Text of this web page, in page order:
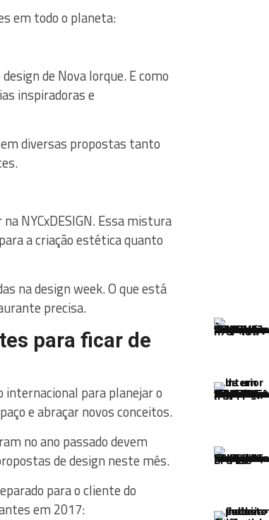
em todo o planeta:
de Nova Iorque. E como
inspiradoras e
diversas propostas tanto
NYCxDESIGN. Essa mistura
a criação estética quanto
na design week. O que está
precisa.
para ficar de
internacional para planejar o
e abraçar novos conceitos.
no ano passado devem
de design neste mês.
para o cliente do
em 2017: